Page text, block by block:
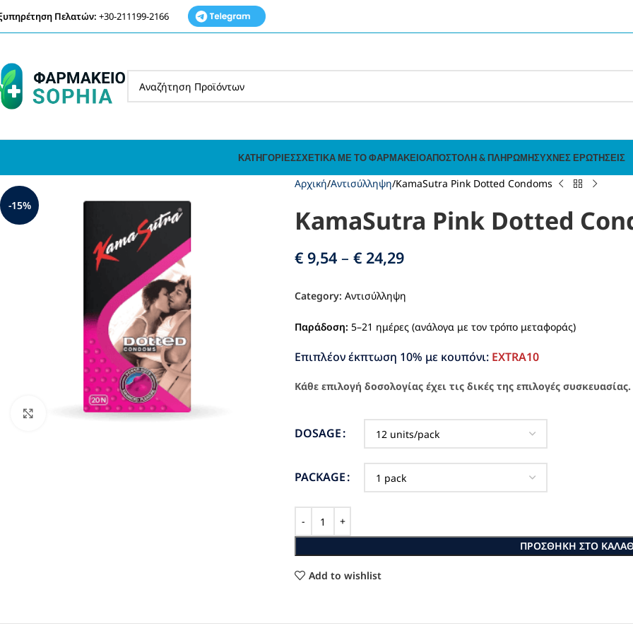
Πελατών: +30-211199-2166
ΚΑΤΗΓΟΡΊΕΣΣΧΕΤΙΚΆ ΜΕ ΤΟ ΦΑΡΜΑΚΕΊΟΑΠΟΣΤΟΛΉ & ΠΛΗΡΩΜΉΣΥΧΝΈΣ ΕΡΩΤΉΣΕΙΣ
-15%
Click to enlarge
Αρχική Αντισύλληψη KamaSutra Pink Dotted Condoms
KamaSutra Pink Dotted
€ 9,54 – € 24,29
Category: Αντισύλληψη
Παράδοση: 5–21 ημέρες (ανάλογα με τον τρόπο μεταφοράς)
Επιπλέον έκπτωση 10% με κουπόνι: EXTRA10
Κάθε επιλογή δοσολογίας έχει τις δικές της επιλογές συσκευασίας.
DOSAGE
PACKAGE
ΠΡΟΣΘΉΚΗ ΣΤΟ
Add to wishlist